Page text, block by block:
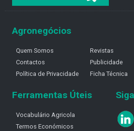
Agronegócios
Quem Somos
Contactos
Política de Privacidade
Revistas
Publicidade
Ficha Técnica
Ferramentas Úteis
Vocabulário Agricola
Termos Económicos